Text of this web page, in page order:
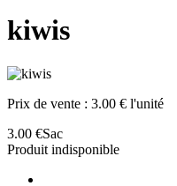
kiwis
Prix de vente : 3.00 € l'unité
3.00 €Sac
Produit indisponible